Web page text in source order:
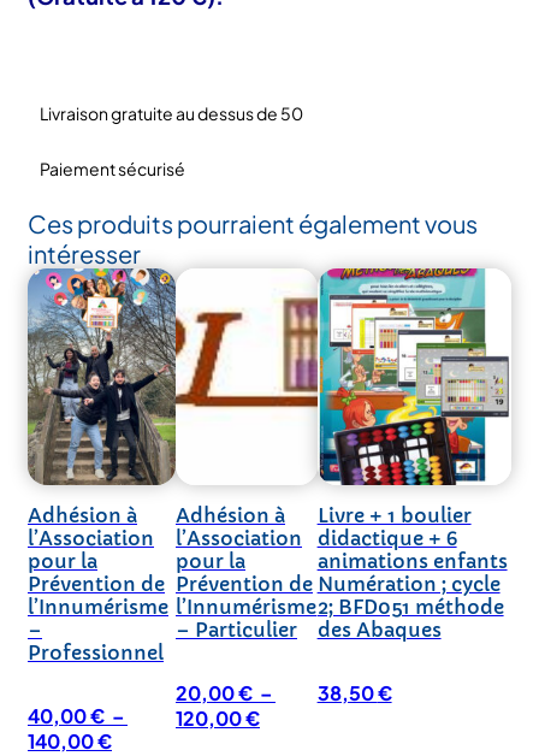
Livraison gratuite au dessus de 50
Paiement sécurisé
Ces produits pourraient également vous
intéresser
Adhésion à
l’Association
pour la
Prévention de
l’Innumérisme
–
Professionnel
40,00€ –
140,00€Plage
Adhésion à
l’Association
pour la
Prévention de
l’Innumérisme
– Particulier
20,00€ –
120,00€Plage
Livre + 1 boulier
didactique + 6
animations enfants
Numération ; cycle
2; BFD051 méthode
des Abaques
38,50€